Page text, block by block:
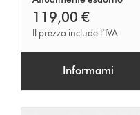
119,00 €
Il prezzo include l’IVA
Informami